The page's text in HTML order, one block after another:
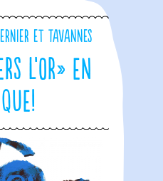
et Tavannes
l’or» en